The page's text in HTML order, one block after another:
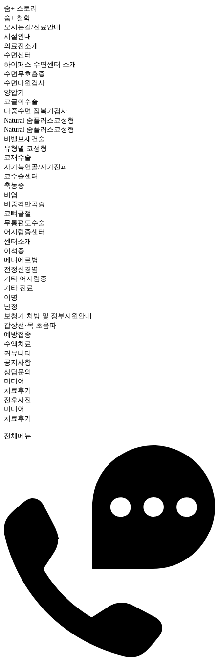
메인페이지로
숨+ 스토리
숨+ 철학
오시는길/진료안내
시설안내
의료진소개
수면센터
하이패스 수면센터 소개
수면무호흡증
수면다원검사
양압기
코골이수술
다중수면 잠복기검사
Natural 숨플러스코성형
Natural 숨플러스코성형
비밸브재건술
유형별 코성형
코재수술
자가늑연골/자가진피
코수술센터
축농증
비염
비중격만곡증
코뼈골절
무통편도수술
어지럼증센터
센터소개
이석증
메니에르병
전정신경염
기타 어지럼증
기타 진료
이명
난청
보청기 처방 및 정부지원안내
갑상선·목 초음파
예방접종
수액치료
커뮤니티
공지사항
상담문의
미디어
치료후기
전후사진
미디어
치료후기
메뉴
전체메뉴